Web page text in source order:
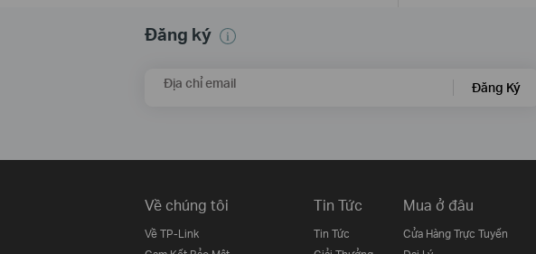
Đăng ký
Địa chỉ email Đăng Ký
Về chúng tôi
Về TP-Link
Tin Tức
Tin Tức
Mua ở đâu
Cửa Hàng Trực Tuyến